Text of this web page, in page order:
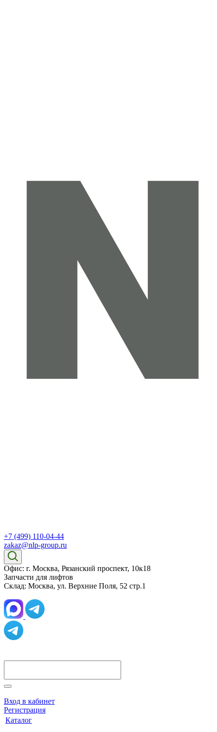
+7 (499) 110-04-44
zakaz@nlp-group.ru
Офис: г. Москва, Рязанский проспект, 10к18
Запчасти для лифтов
Склад: Москва, ул. Верхние Поля, 52 стр.1
Вход в кабинет
Регистрация
Каталог